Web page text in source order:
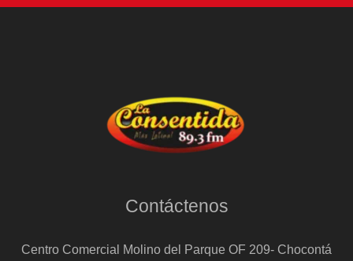
Contáctenos
Centro Comercial Molino del Parque OF 209- Chocontá